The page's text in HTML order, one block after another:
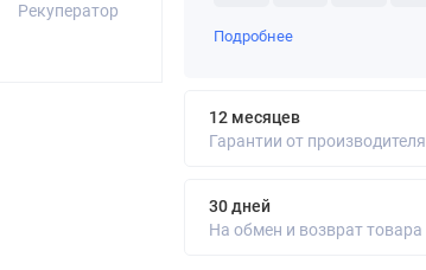
Рекуператор
Подробнее
12 месяцев
Гарантии от производителя
30 дней
На обмен и возврат товара